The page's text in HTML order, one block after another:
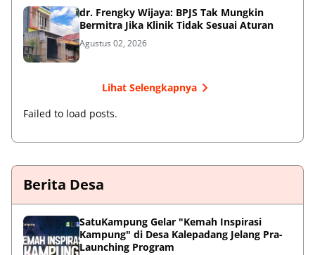
dr. Frengky Wijaya: BPJS Tak Mungkin
Bermitra Jika Klinik Tidak Sesuai Aturan
Agustus 02, 2026
Lihat Selengkapnya
Failed to load posts.
Berita Desa
SatuKampung Gelar "Kemah Inspirasi
Kampung" di Desa Kalepadang Jelang Pra-
Launching Program